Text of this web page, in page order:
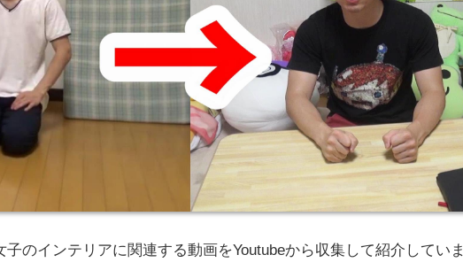
子のインテリアに関連する動画をYoutubeから収集して紹介していま